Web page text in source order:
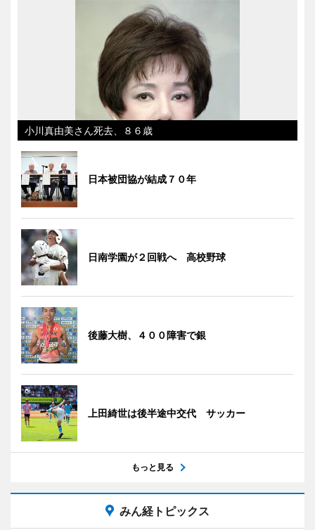
小川真由美さん死去、８６歳
日本被団協が結成７０年
日南学園が２回戦へ 高校野球
後藤大樹、４００障害で銀
上田綺世は後半途中交代 サッカー
もっと見る
みん経トピックス